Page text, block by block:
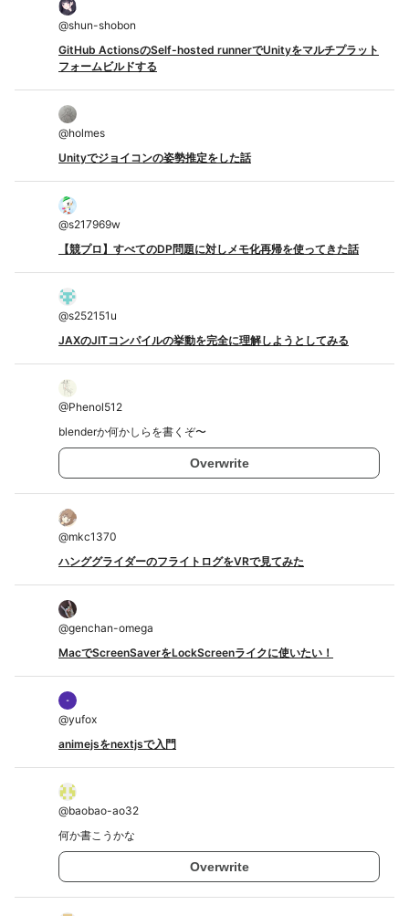
@shun-shobon
GitHub ActionsのSelf-hosted runnerでUnityをマルチプラット
フォームビルドする
@holmes
Unityでジョイコンの姿勢推定をした話
@s217969w
【競プロ】すべてのDP問題に対しメモ化再帰を使ってきた話
@s252151u
JAXのJITコンパイルの挙動を完全に理解しようとしてみる
@Phenol512
blenderか何かしらを書くぞ〜
Overwrite
@mkc1370
ハンググライダーのフライトログをVRで見てみた
@genchan-omega
MacでScreenSaverをLockScreenライクに使いたい！
@yufox
animejsをnextjsで入門
@baobao-ao32
何か書こうかな
Overwrite